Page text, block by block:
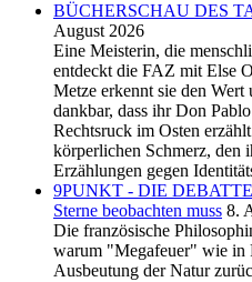
BÜCHERSCHAU DES
August 2026
Eine Meisterin, die
entdeckt die FAZ mit Else
Metze erkennt sie den
dankbar, dass ihr Don
Rechtsruck im Osten
körperlichen Schmerz, den
Erzählungen gegen
9PUNKT - DIE
Sterne beobachten muss 8.
Die französische
warum "Megafeuer" wie in
Ausbeutung der Natur